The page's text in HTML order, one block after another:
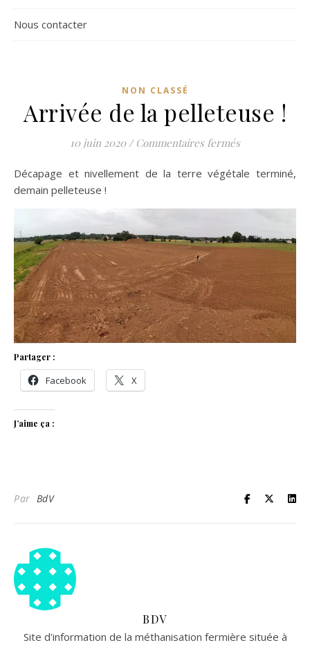
Nous contacter
NON CLASSÉ
Arrivée de la pelleteuse !
10 juin 2020 / Commentaires ferméssur Arrivée de
Décapage et nivellement de la terre végétale terminé,
demain pelleteuse !
Partager :
Facebook X
J’aime ça :
Par BdV
BDV
Site d'information de la méthanisation fermière située à